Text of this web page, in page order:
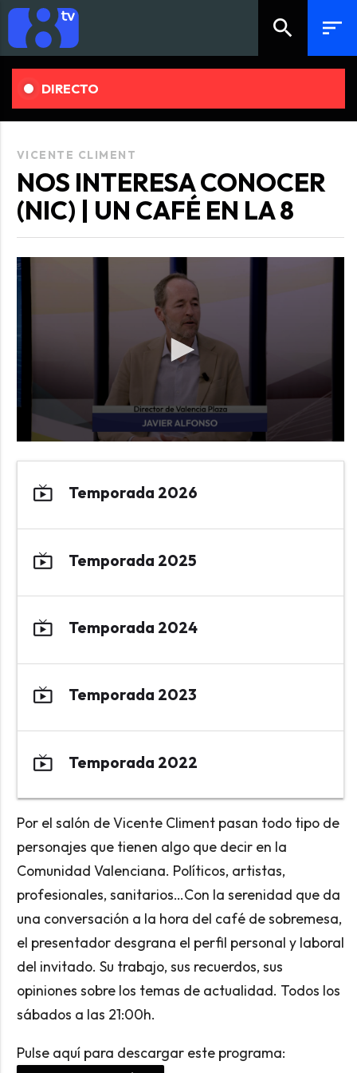
search sort
DIRECTO
VICENTE CLIMENT
NOS INTERESA CONOCER
(NIC) | UN CAFÉ EN LA 8
live_tv Temporada 2026
live_tv Temporada 2025
live_tv Temporada 2024
live_tv Temporada 2023
live_tv Temporada 2022
Por el salón de Vicente Climent pasan todo tipo de
personajes que tienen algo que decir en la
Comunidad Valenciana. Políticos, artistas,
profesionales, sanitarios…Con la serenidad que da
una conversación a la hora del café de sobremesa,
el presentador desgrana el perfil personal y laboral
del invitado. Su trabajo, sus recuerdos, sus
opiniones sobre los temas de actualidad. Todos los
sábados a las 21:00h.
Pulse aquí para descargar este programa: